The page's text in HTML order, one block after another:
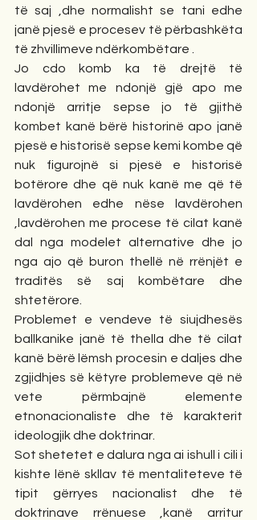
të saj ,dhe normalisht se tani edhe
janë pjesë e procesev të përbashkëta
të zhvillimeve ndërkombëtare .
Jo cdo komb ka të drejtë të
lavdërohet me ndonjë gjë apo me
ndonjë arritje sepse jo të gjithë
kombet kanë bërë historinë apo janë
pjesë e historisë sepse kemi kombe që
nuk figurojnë si pjesë e historisë
botërore dhe që nuk kanë me që të
lavdërohen edhe nëse lavdërohen
,lavdërohen me procese të cilat kanë
dal nga modelet alternative dhe jo
nga ajo që buron thellë në rrënjët e
traditës së saj kombëtare dhe
shtetërore.
Problemet e vendeve të siujdhesës
ballkanike janë të thella dhe të cilat
kanë bërë lëmsh procesin e daljes dhe
zgjidhjes së këtyre problemeve që në
vete përmbajnë elemente
etnonacionaliste dhe të karakterit
ideologjik dhe doktrinar.
Sot shetetet e dalura nga ai ishull i cili i
kishte lënë skllav të mentaliteteve të
tipit gërryes nacionalist dhe të
doktrinave rrënuese ,kanë arritur